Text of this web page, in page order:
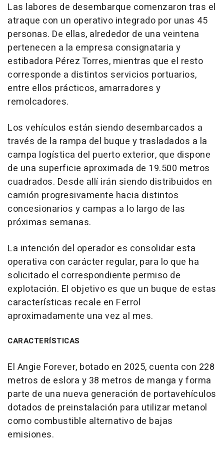
Las labores de desembarque comenzaron tras el
atraque con un operativo integrado por unas 45
personas. De ellas, alrededor de una veintena
pertenecen a la empresa consignataria y
estibadora Pérez Torres, mientras que el resto
corresponde a distintos servicios portuarios,
entre ellos prácticos, amarradores y
remolcadores.
Los vehículos están siendo desembarcados a
través de la rampa del buque y trasladados a la
campa logística del puerto exterior, que dispone
de una superficie aproximada de 19.500 metros
cuadrados. Desde allí irán siendo distribuidos en
camión progresivamente hacia distintos
concesionarios y campas a lo largo de las
próximas semanas.
La intención del operador es consolidar esta
operativa con carácter regular, para lo que ha
solicitado el correspondiente permiso de
explotación. El objetivo es que un buque de estas
características recale en Ferrol
aproximadamente una vez al mes.
CARACTERÍSTICAS
El Angie Forever, botado en 2025, cuenta con 228
metros de eslora y 38 metros de manga y forma
parte de una nueva generación de portavehículos
dotados de preinstalación para utilizar metanol
como combustible alternativo de bajas
emisiones.